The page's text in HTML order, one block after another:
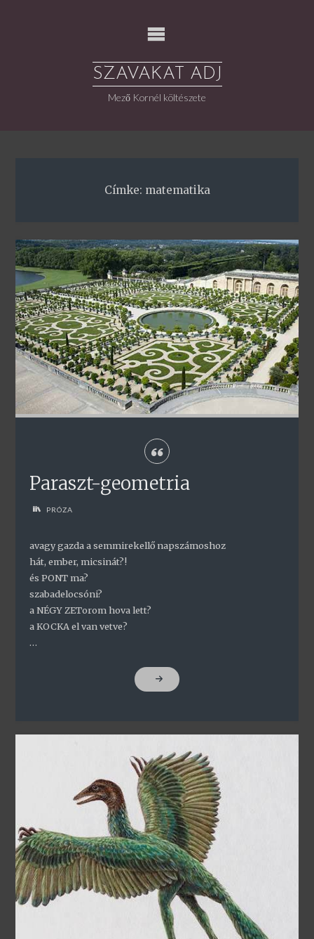
SZAVAKAT ADJ
Mező Kornél költészete
Címke: matematika
Paraszt-geometria
PRÓZA
avagy gazda a semmirekellő napszámoshoz
hát, ember, micsinát?!
és PONT ma?
szabadelocsóni?
a NÉGY ZETorom hova lett?
a KOCKA el van vetve?
…
"PARASZT-
GEOMETRIA"